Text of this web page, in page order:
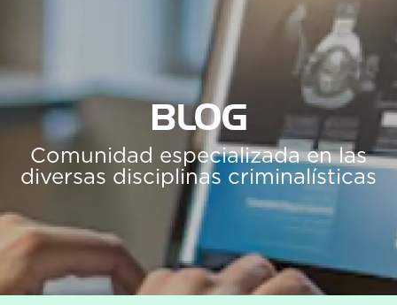
BLOG
Comunidad especializada en las
diversas disciplinas criminalísticas